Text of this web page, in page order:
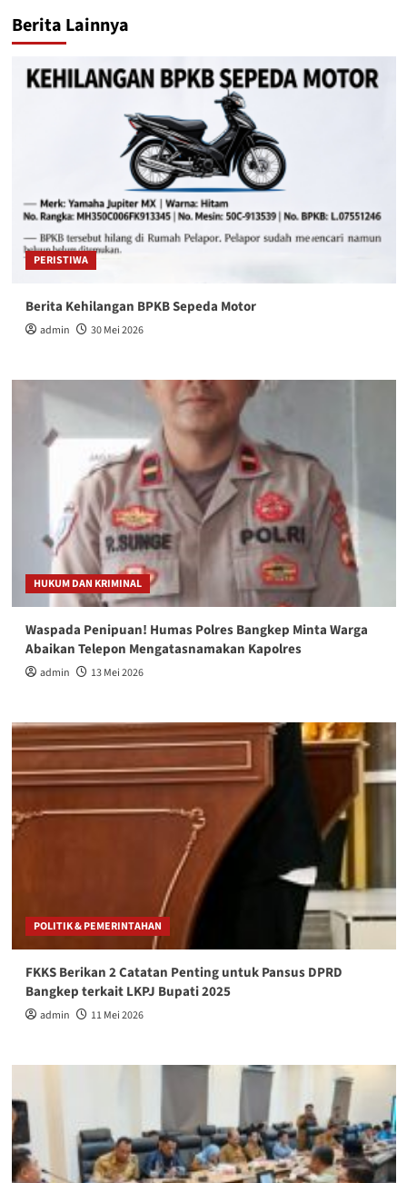
Berita Lainnya
PERISTIWA
Berita Kehilangan BPKB Sepeda Motor
admin 30 Mei 2026
HUKUM DAN KRIMINAL
Waspada Penipuan! Humas Polres Bangkep Minta Warga
Abaikan Telepon Mengatasnamakan Kapolres
admin 13 Mei 2026
POLITIK & PEMERINTAHAN
FKKS Berikan 2 Catatan Penting untuk Pansus DPRD
Bangkep terkait LKPJ Bupati 2025
admin 11 Mei 2026